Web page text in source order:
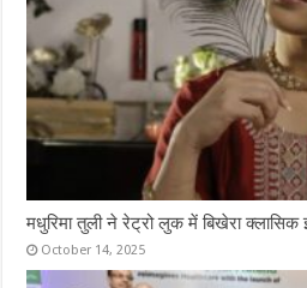
मधुरिमा तुली ने रेट्रो लुक में बिखेरा क्लासिक
October 14, 2025